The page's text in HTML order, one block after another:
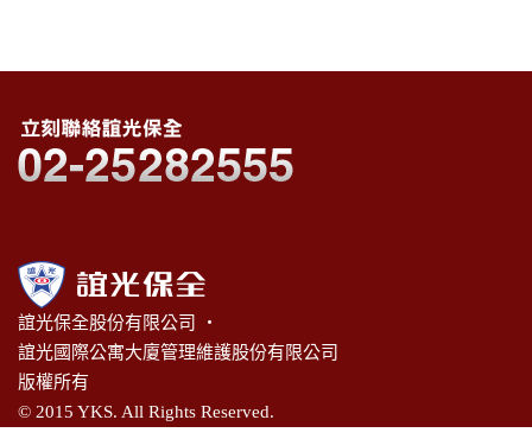
誼光保全股份有限公司 ‧
誼光國際公寓大廈管理維護股份有限公司
版權所有
© 2015 YKS. All Rights Reserved.